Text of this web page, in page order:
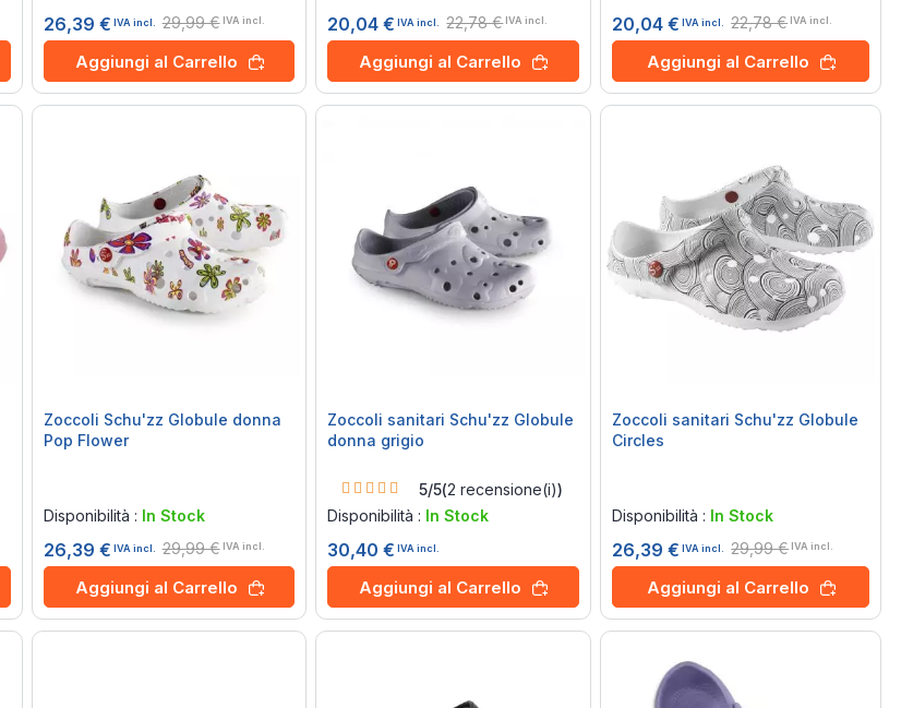
26,39 € IVA incl. 29,99 € IVA incl.
Aggiungi al Carrello
20,04 € IVA incl. 22,78 € IVA incl.
Aggiungi al Carrello
20,04 € IVA incl. 22,78 € IVA incl.
Aggiungi al Carrello
Zoccoli Schu'zz Globule donna
Pop Flower
Disponibilità : In Stock
26,39 € IVA incl. 29,99 € IVA incl.
Aggiungi al Carrello
Zoccoli sanitari Schu'zz Globule
donna grigio
Rating:
5/5(2 recensione(i))
Disponibilità : In Stock
30,40 € IVA incl.
Aggiungi al Carrello
Zoccoli sanitari Schu'zz Globule
Circles
Disponibilità : In Stock
26,39 € IVA incl. 29,99 € IVA incl.
Aggiungi al Carrello